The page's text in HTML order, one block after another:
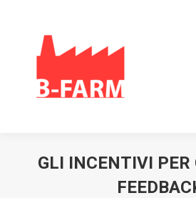
GLI INCENTIVI PER